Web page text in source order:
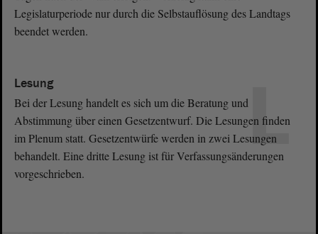
Legislaturperiode nur durch die Selbstauflösung des Landtags
beendet werden.
L
Lesung
Bei der Lesung handelt es sich um die Beratung und
Abstimmung über einen Gesetzentwurf. Die Lesungen finden
im Plenum statt. Gesetzentwürfe werden in zwei Lesungen
behandelt. Eine dritte Lesung ist für Verfassungsänderungen
vorgeschrieben.